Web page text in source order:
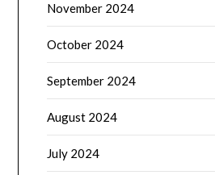
November 2024
October 2024
September 2024
August 2024
July 2024